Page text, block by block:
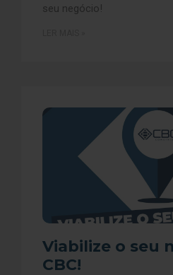
seu negócio!
Viabilize o seu
CBC!